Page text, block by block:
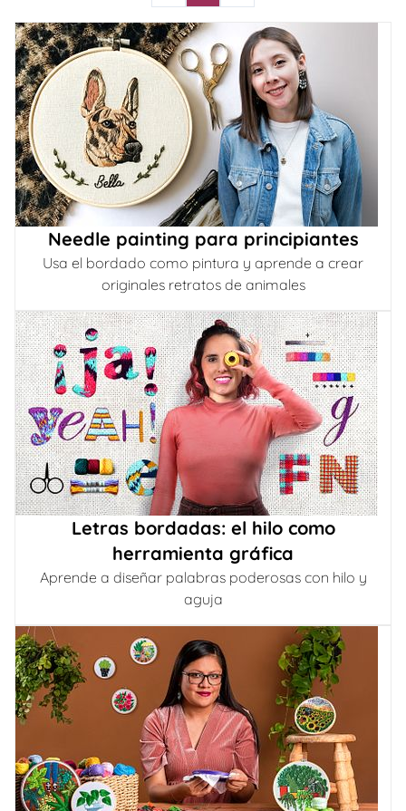
Needle painting para principiantes
Usa el bordado como pintura y aprende a crear
originales retratos de animales
Letras bordadas: el hilo como
herramienta gráfica
Aprende a diseñar palabras poderosas con hilo y
aguja